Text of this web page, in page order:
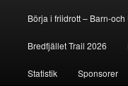
till
huvudinnehåll
Börja i friidrott – Barn-
Bredfjället Trail 2026
Statistik Sponsorer